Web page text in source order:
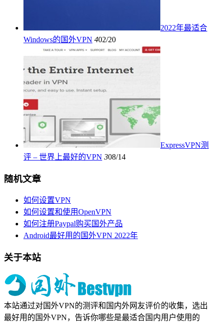
2022年最适合
Windows的国外VPN 402/20
ExpressVPN测
评 – 世界上最好的VPN 308/14
随机文章
如何设置VPN
如何设置和使用OpenVPN
如何注册Paypal购买国外产品
Android最好用的国外VPN 2022年
关于本站
本站通过对国外VPN的测评和国内外网友评价的收集，选出
最好用的国外VPN，告诉你哪些是最适合国内用户使用的